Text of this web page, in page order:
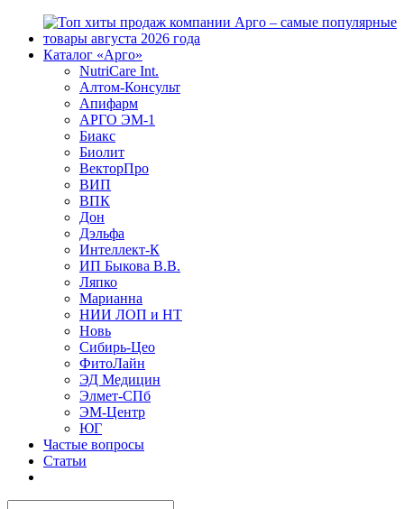
Каталог «Арго»
NutriCare Int.
Алтом-Консульт
Апифарм
АРГО ЭМ-1
Биакс
Биолит
ВекторПро
ВИП
ВПК
Дон
Дэльфа
Интеллект-К
ИП Быкова В.В.
Ляпко
Марианна
НИИ ЛОП и НТ
Новь
Сибирь-Цео
ФитоЛайн
ЭД Медицин
Элмет-СПб
ЭМ-Центр
ЮГ
Частые вопросы
Статьи